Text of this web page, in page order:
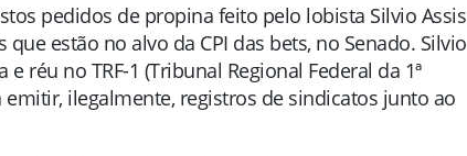
pedidos de propina feito pelo lobista Silvio Assis
estão no alvo da CPI das bets, no Senado. Silvio
réu no TRF-1 (Tribunal Regional Federal da 1ª
ilegalmente, registros de sindicatos junto ao